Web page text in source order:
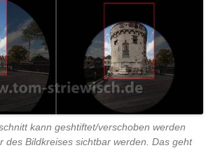
kann geshtiftet/verschoben werden
des Bildkreises sichtbar werden. Das geht